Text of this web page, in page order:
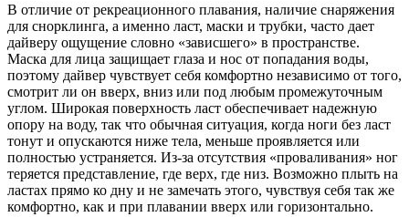
В отличие от рекреационного плавания, наличие снаряжения
для снорклинга, а именно ласт, маски и трубки, часто дает
дайверу ощущение словно «зависшего» в пространстве.
Маска для лица защищает глаза и нос от попадания воды,
поэтому дайвер чувствует себя комфортно независимо от того,
смотрит ли он вверх, вниз или под любым промежуточным
углом. Широкая поверхность ласт обеспечивает надежную
опору на воду, так что обычная ситуация, когда ноги без ласт
тонут и опускаются ниже тела, меньше проявляется или
полностью устраняется. Из-за отсутствия «проваливания» ног
теряется представление, где верх, где низ. Возможно плыть на
ластах прямо ко дну и не замечать этого, чувствуя себя так же
комфортно, как и при плавании вверх или горизонтально.